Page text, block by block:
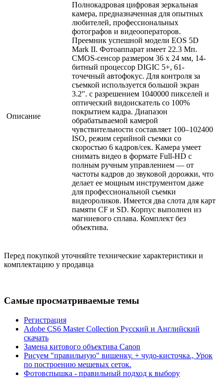
Описание
Полнокадровая цифровая зеркальная
камера, предназначенная для опытных
любителей, профессиональных
фотографов и видеооператоров.
Преемник успешной модели EOS 5D
Mark II. Фотоаппарат имеет 22.3 Мп.
CMOS-сенсор размером 36 х 24 мм, 14-
битный процессор DIGIC 5+, 61-
точечный автофокус. Для контроля за
съемкой используется большой экран
3.2". с разрешением 1040000 пикселей и
оптический видоискатель со 100%
покрытием кадра. Диапазон
обрабатываемой камерой
чувствительности составляет 100–102400
ISO, режим серийной съемки со
скоростью 6 кадров/сек. Камера умеет
снимать видео в формате Full-HD с
полным ручным управлением — от
частоты кадров до звуковой дорожки, что
делает ее мощным инструментом даже
для профессиональной съемки
видеороликов. Имеется два слота для карт
памяти CF и SD. Корпус выполнен из
магниевого сплава. Комплект без
объектива.
Перед покупкой уточняйте технические характеристики и
комплектацию у продавца
Самые просматриваемые темы
Регистрация
Adobe CS6 Master Collection Русский и Английский
скачать
Замена китового объектива Canon
Рисуем "правильную" вишенку. + чудо-кисточка., Урок
по построению мешевых сеток.
Фотовспышка - правильный подход к выбору